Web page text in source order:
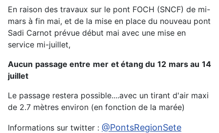
En raison des travaux sur le pont FOCH (SNCF) de mi-
mars à fin mai, et de la mise en place du nouveau pont
Sadi Carnot prévue début mai avec une mise en
service mi-juillet,
Aucun passage entre mer et étang du 12 mars au 14
juillet
Le passage restera possible....avec un tirant d'air maxi
de 2.7 mètres environ (en fonction de la marée)
Informations sur twitter : @PontsRegionSete